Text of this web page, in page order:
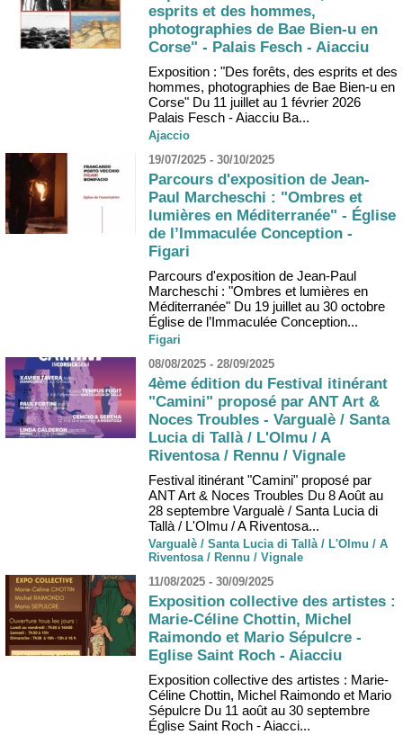
esprits et des hommes,
photographies de Bae Bien-u en
Corse" - Palais Fesch - Aiacciu
Exposition : "Des forêts, des esprits et des
hommes, photographies de Bae Bien-u en
Corse" Du 11 juillet au 1 février 2026
Palais Fesch - Aiacciu Ba...
Ajaccio
19/07/2025 - 30/10/2025
Parcours d'exposition de Jean-
Paul Marcheschi : "Ombres et
lumières en Méditerranée" - Église
de l’Immaculée Conception -
Figari
Parcours d'exposition de Jean-Paul
Marcheschi : "Ombres et lumières en
Méditerranée" Du 19 juillet au 30 octobre
Église de l’Immaculée Conception...
Figari
08/08/2025 - 28/09/2025
4ème édition du Festival itinérant
"Camini" proposé par ANT Art &
Noces Troubles - Vargualè / Santa
Lucia di Tallà / L'Olmu / A
Riventosa / Rennu / Vignale
Festival itinérant "Camini" proposé par
ANT Art & Noces Troubles Du 8 Août au
28 septembre Vargualè / Santa Lucia di
Tallà / L'Olmu / A Riventosa...
Vargualè / Santa Lucia di Tallà / L'Olmu / A
Riventosa / Rennu / Vignale
11/08/2025 - 30/09/2025
Exposition collective des artistes :
Marie-Céline Chottin, Michel
Raimondo et Mario Sépulcre -
Eglise Saint Roch - Aiacciu
Exposition collective des artistes : Marie-
Céline Chottin, Michel Raimondo et Mario
Sépulcre Du 11 août au 30 septembre
Église Saint Roch - Aiacci...